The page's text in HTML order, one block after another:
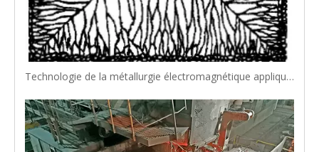
Technologie de la métallurgie électromagnétique appliquée à la fabrication de l'acier